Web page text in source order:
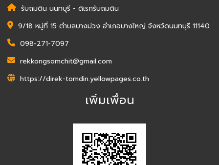
รับถมดิน นนทบุรี - ดิเรกรับถมดิน
9/18 หมู่ที่ 15 ตำบลบางม่วง อำเภอบางใหญ่ จังหวัดนนทบุรี 11140
098-271-7097
rekkongsomchit@gmail.com
https://direk-tomdin.yellowpages.co.th
เพิ่มเพื่อน